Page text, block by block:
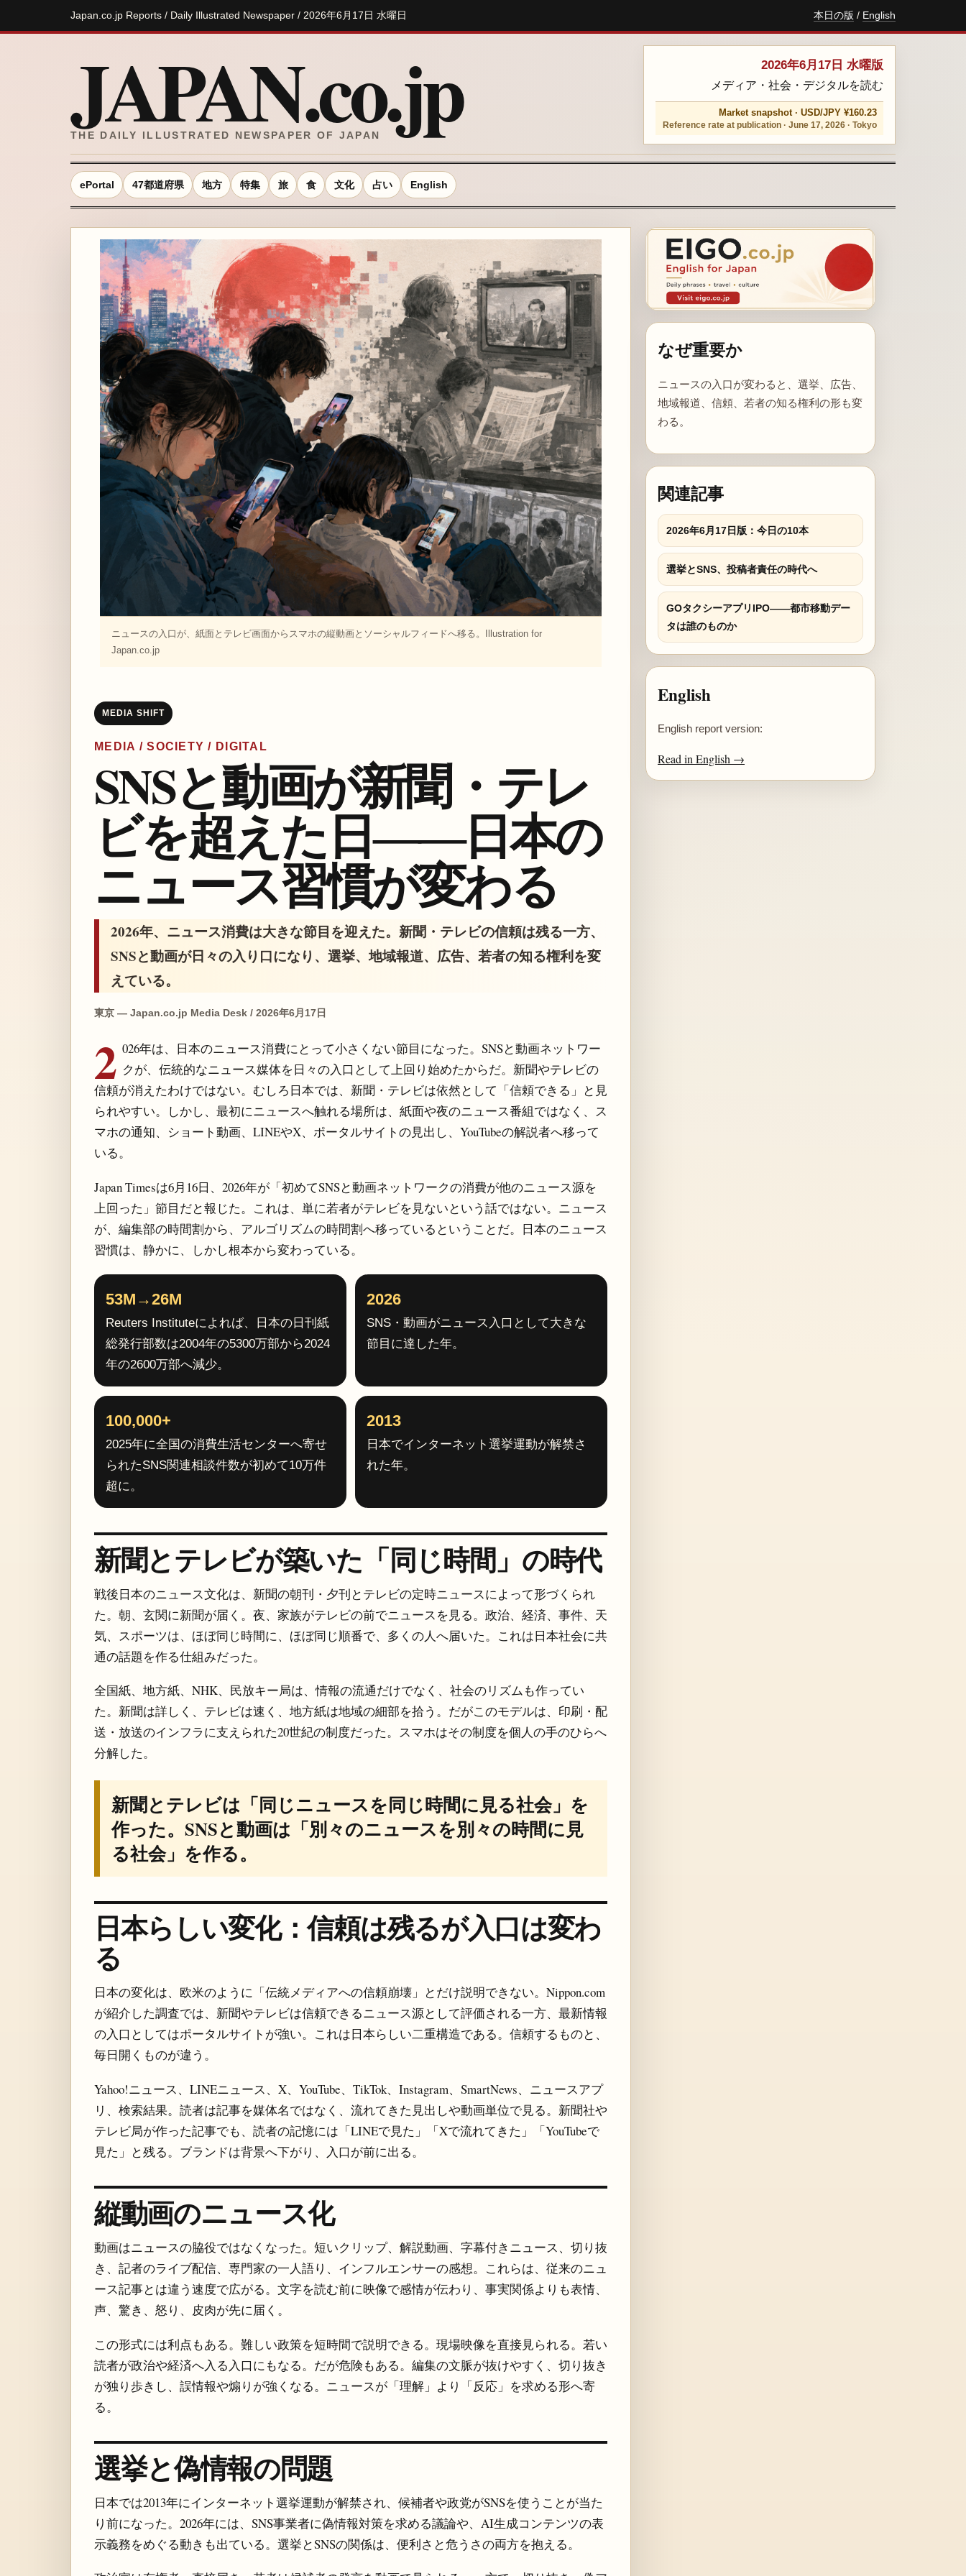
Japan.co.jp Reports / Daily Illustrated Newspaper / 2026年6月17日 水曜日 本日の版 / English
JAPAN.co.jp
THE DAILY ILLUSTRATED NEWSPAPER OF JAPAN
2026年6月17日 水曜版
メディア・社会・デジタルを読む
Market snapshot · USD/JPY ¥160.23
Reference rate at publication · June 17, 2026 · Tokyo
ePortal 47都道府県 地方 特集 旅 食 文化 占い English
ニュースの入口が、紙面とテレビ画面からスマホの縦動画とソーシャルフィードへ移る。Illustration for
Japan.co.jp
MEDIA SHIFT
MEDIA / SOCIETY / DIGITAL
SNSと動画が新聞・テレ
ビを超えた日――日本の
ニュース習慣が変わる
2026年、ニュース消費は大きな節目を迎えた。新聞・テレビの信頼は残る一方、
SNSと動画が日々の入り口になり、選挙、地域報道、広告、若者の知る権利を変
えている。
東京 — Japan.co.jp Media Desk / 2026年6月17日
2 026年は、日本のニュース消費にとって小さくない節目になった。SNSと動画ネットワー
クが、伝統的なニュース媒体を日々の入口として上回り始めたからだ。新聞やテレビの
信頼が消えたわけではない。むしろ日本では、新聞・テレビは依然として「信頼できる」と見
られやすい。しかし、最初にニュースへ触れる場所は、紙面や夜のニュース番組ではなく、ス
マホの通知、ショート動画、LINEやX、ポータルサイトの見出し、YouTubeの解説者へ移って
いる。
Japan Timesは6月16日、2026年が「初めてSNSと動画ネットワークの消費が他のニュース源を
上回った」節目だと報じた。これは、単に若者がテレビを見ないという話ではない。ニュース
が、編集部の時間割から、アルゴリズムの時間割へ移っているということだ。日本のニュース
習慣は、静かに、しかし根本から変わっている。
53M→26M
Reuters Instituteによれば、日本の日刊紙
総発行部数は2004年の5300万部から2024
年の2600万部へ減少。
2026
SNS・動画がニュース入口として大きな
節目に達した年。
100,000+
2025年に全国の消費生活センターへ寄せ
られたSNS関連相談件数が初めて10万件
超に。
2013
日本でインターネット選挙運動が解禁さ
れた年。
新聞とテレビが築いた「同じ時間」の時代
戦後日本のニュース文化は、新聞の朝刊・夕刊とテレビの定時ニュースによって形づくられ
た。朝、玄関に新聞が届く。夜、家族がテレビの前でニュースを見る。政治、経済、事件、天
気、スポーツは、ほぼ同じ時間に、ほぼ同じ順番で、多くの人へ届いた。これは日本社会に共
通の話題を作る仕組みだった。
全国紙、地方紙、NHK、民放キー局は、情報の流通だけでなく、社会のリズムも作ってい
た。新聞は詳しく、テレビは速く、地方紙は地域の細部を拾う。だがこのモデルは、印刷・配
送・放送のインフラに支えられた20世紀の制度だった。スマホはその制度を個人の手のひらへ
分解した。
新聞とテレビは「同じニュースを同じ時間に見る社会」を
作った。SNSと動画は「別々のニュースを別々の時間に見
る社会」を作る。
日本らしい変化：信頼は残るが入口は変わ
る
日本の変化は、欧米のように「伝統メディアへの信頼崩壊」とだけ説明できない。Nippon.com
が紹介した調査では、新聞やテレビは信頼できるニュース源として評価される一方、最新情報
の入口としてはポータルサイトが強い。これは日本らしい二重構造である。信頼するものと、
毎日開くものが違う。
Yahoo!ニュース、LINEニュース、X、YouTube、TikTok、Instagram、SmartNews、ニュースアプ
リ、検索結果。読者は記事を媒体名ではなく、流れてきた見出しや動画単位で見る。新聞社や
テレビ局が作った記事でも、読者の記憶には「LINEで見た」「Xで流れてきた」「YouTubeで
見た」と残る。ブランドは背景へ下がり、入口が前に出る。
縦動画のニュース化
動画はニュースの脇役ではなくなった。短いクリップ、解説動画、字幕付きニュース、切り抜
き、記者のライブ配信、専門家の一人語り、インフルエンサーの感想。これらは、従来のニュ
ース記事とは違う速度で広がる。文字を読む前に映像で感情が伝わり、事実関係よりも表情、
声、驚き、怒り、皮肉が先に届く。
この形式には利点もある。難しい政策を短時間で説明できる。現場映像を直接見られる。若い
読者が政治や経済へ入る入口にもなる。だが危険もある。編集の文脈が抜けやすく、切り抜き
が独り歩きし、誤情報や煽りが強くなる。ニュースが「理解」より「反応」を求める形へ寄
る。
選挙と偽情報の問題
日本では2013年にインターネット選挙運動が解禁され、候補者や政党がSNSを使うことが当た
り前になった。2026年には、SNS事業者に偽情報対策を求める議論や、AI生成コンテンツの表
示義務をめぐる動きも出ている。選挙とSNSの関係は、便利さと危うさの両方を抱える。
なぜ重要か
ニュースの入口が変わると、選挙、広告、
地域報道、信頼、若者の知る権利の形も変
わる。
関連記事
2026年6月17日版：今日の10本
選挙とSNS、投稿者責任の時代へ
GOタクシーアプリIPO――都市移動デー
タは誰のものか
English
English report version:
Read in English →